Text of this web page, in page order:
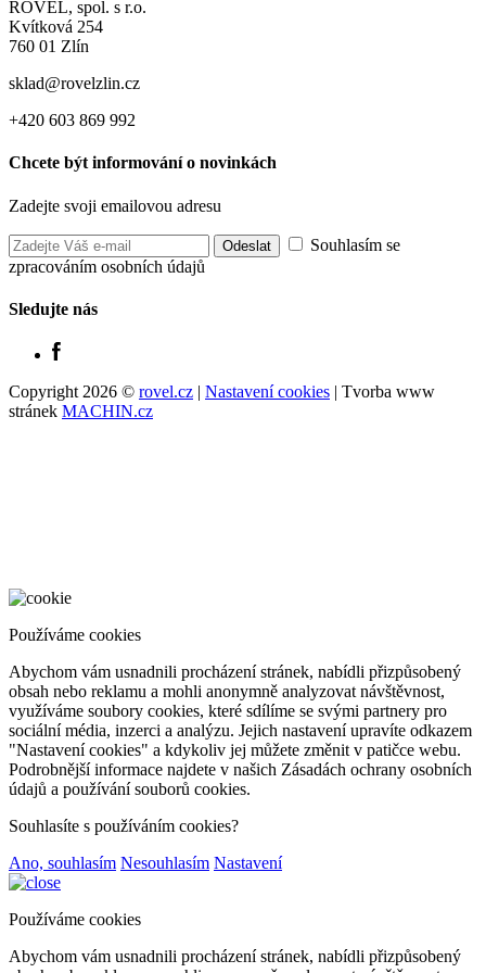
ROVEL, spol. s r.o.
Kvítková 254
760 01 Zlín
sklad@rovelzlin.cz
+420 603 869 992
Chcete být informování o novinkách
Zadejte svoji emailovou adresu
Souhlasím se
zpracováním osobních údajů
Sledujte nás
Copyright 2026 © rovel.cz | Nastavení cookies | Tvorba www
stránek MACHIN.cz
Používáme cookies
Abychom vám usnadnili procházení stránek, nabídli přizpůsobený
obsah nebo reklamu a mohli anonymně analyzovat návštěvnost,
využíváme soubory cookies, které sdílíme se svými partnery pro
sociální média, inzerci a analýzu. Jejich nastavení upravíte odkazem
"Nastavení cookies" a kdykoliv jej můžete změnit v patičce webu.
Podrobnější informace najdete v našich Zásadách ochrany osobních
údajů a používání souborů cookies.
Souhlasíte s používáním cookies?
Ano, souhlasím Nesouhlasím Nastavení
Používáme cookies
Abychom vám usnadnili procházení stránek, nabídli přizpůsobený